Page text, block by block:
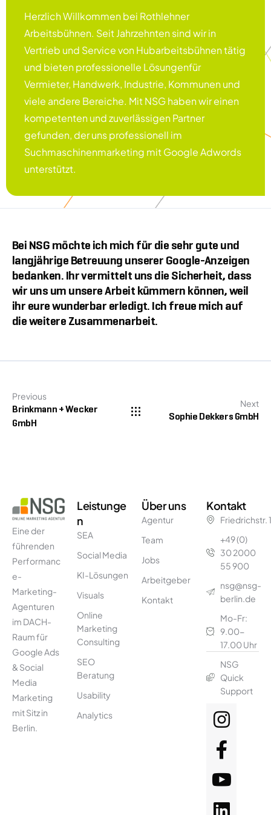
Herzlich Willkommen bei Rothlehner
Arbeitsbühnen. Seit Jahrzehnten sind wir in
Vertrieb und Service von Hubarbeitsbühnen tätig
und bieten professionelle Lösungenfür
Vermieter, Handwerk, Industrie, Kommunen und
viele andere Bereiche. Mit NSG haben wir einen
kompetenten und zuverlässigen Partner
gefunden, der uns professionell im
Suchmaschinenmarketing mit Google Adwords
unterstützt.
Bei NSG möchte ich mich für die sehr gute und
langjährige Betreuung unserer Google-Anzeigen
bedanken. Ihr vermittelt uns die Sicherheit, dass
wir uns um unsere Arbeit kümmern können, weil
ihr eure wunderbar erledigt. Ich freue mich auf
die weitere Zusammenarbeit.
Previous
Brinkmann + Wecker
GmbH
Next
Sophie Dekkers GmbH
Eine der
führenden
Performanc
e-
Marketing-
Agenturen
im DACH-
Raum für
Google Ads
& Social
Media
Marketing
mit Sitz in
Berlin.
Leistunge
n
SEA
Social Media
KI-Lösungen
Visuals
Online
Marketing
Consulting
SEO
Beratung
Usability
Analytics
Über uns
Agentur
Team
Jobs
Arbeitgeber
Kontakt
Kontakt
Friedrichstr.
+49 (0)
30 2000
55 900
nsg@nsg-
berlin.de
Mo-Fr:
9.00-
17.00 Uhr
NSG
Quick
Support